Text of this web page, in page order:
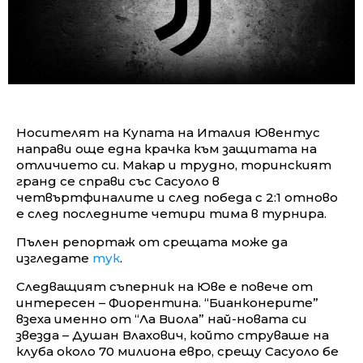
Носителят на Купата на Италия Ювентус
направи още една крачка към защитата на
отличието си. Макар и трудно, торинският
гранд се справи със Сасуоло в
четвъртфиналите и след победа с 2:1 отново
е след последните четири тима в турнира.
Пълен репортаж от срещата може да
изгледате тук.
Следващият съперник на Юве е повече от
интересен – Фиорентина. “Бианконерите”
взеха именно от “Ла Виола” най-новата си
звезда – Душан Влахович, който струваше на
клуба около 70 милиона евро, срещу Сасуоло бе